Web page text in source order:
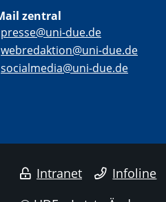
zentral
presse@uni-due.de
webredaktion@uni-due.de
socialmedia@uni-due.de
Intranet Infoline